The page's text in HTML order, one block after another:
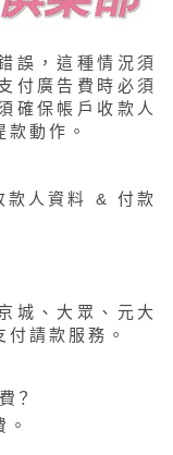
誤，這種情況須
付廣告費時必須
確保帳戶收款人
動作。
人資料 & 付款
城、大眾、元大
請款服務。
？